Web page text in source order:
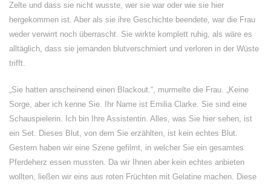
Zelte und dass sie nicht wusste, wer sie war oder wie sie hier
hergekommen ist. Aber als sie ihre Geschichte beendete, war die Frau
weder verwirrt noch überrascht. Sie wirkte komplett ruhig, als wäre es
alltäglich, dass sie jemanden blutverschmiert und verloren in der Wüste
trifft.
„Sie hatten anscheinend einen Blackout.“, murmelte die Frau. „Keine
Sorge, aber ich kenne Sie. Ihr Name ist Emilia Clarke. Sie sind eine
Schauspielerin. Ich bin Ihre Assistentin. Alles, was Sie hier sehen, ist
ein Set. Dieses Blut, von dem Sie erzählten, ist kein echtes Blut.
Gestern haben wir eine Szene gefilmt, in welcher Sie ein gesamtes
Pferdeherz essen mussten. Da wir Ihnen aber kein echtes anbieten
wollten, ließen wir eins aus roten Früchten mit Gelatine machen. Diese